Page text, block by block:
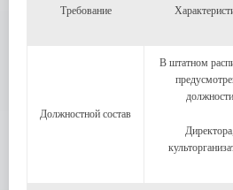
Требование
Должностной состав
В штатном
должности
Директора,